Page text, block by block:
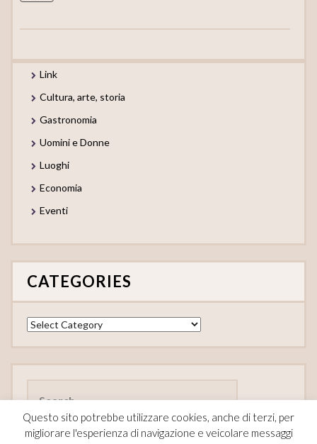
Link
Cultura, arte, storia
Gastronomia
Uomini e Donne
Luoghi
Economia
Eventi
CATEGORIES
Categories
Questo sito potrebbe utilizzare cookies, anche di terzi, per
migliorare l'esperienza di navigazione e veicolare messaggi